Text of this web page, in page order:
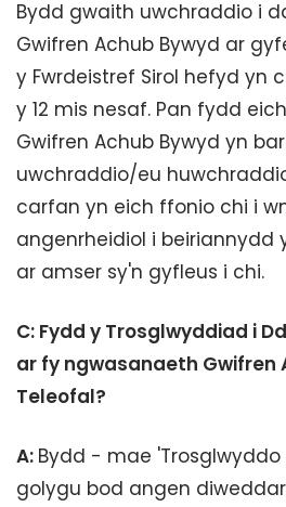
Bydd gwaith uwchraddio i
Gwifren Achub Bywyd ar
y Fwrdeistref Sirol hefyd yn
y 12 mis nesaf. Pan fydd
Gwifren Achub Bywyd yn
uwchraddio/eu
carfan yn eich ffonio chi i
angenrheidiol i beiriannydd
ar amser sy'n gyfleus i chi.
C: Fydd y Trosglwyddiad i
ar fy ngwasanaeth Gwifren
Teleofal?
A: Bydd - mae 'Trosglwyddo
golygu bod angen